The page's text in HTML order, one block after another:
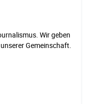
Wir geben
Gemeinschaft.